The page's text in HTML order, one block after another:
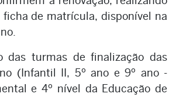
ficha de matrícula, disponível na
das turmas de finalização das
(Infantil II, 5º ano e 9º ano -
e 4º nível da Educação de